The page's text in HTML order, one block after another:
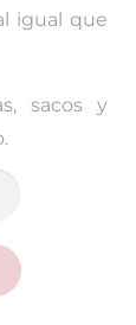
igual que
sacos y